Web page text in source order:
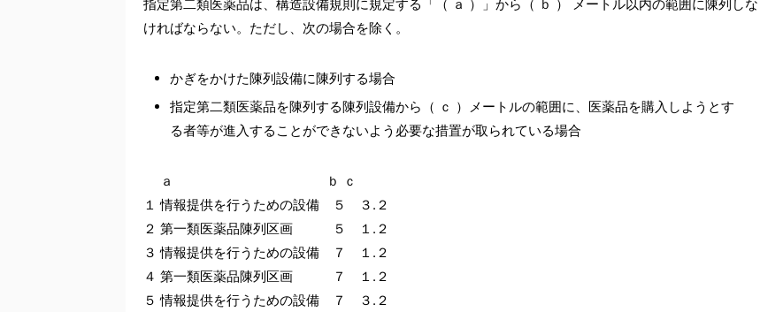
指定第二類医薬品は、構造設備規則に規定する「（ ａ ）」から（ ｂ ） メートル以内の範囲に陳列しな
ければならない。ただし、次の場合を除く。
かぎをかけた陳列設備に陳列する場合
指定第二類医薬品を陳列する陳列設備から（ ｃ ）メートルの範囲に、医薬品を購入しようとす
る者等が進入することができないよう必要な措置が取られている場合
ａ ｂ ｃ
１ 情報提供を行うための設備 ５ ３.２
２ 第一類医薬品陳列区画 ５ １.２
３ 情報提供を行うための設備 ７ １.２
４ 第一類医薬品陳列区画 ７ １.２
５ 情報提供を行うための設備 ７ ３.２